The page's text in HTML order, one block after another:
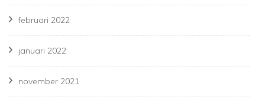
februari 2022
januari 2022
november 2021